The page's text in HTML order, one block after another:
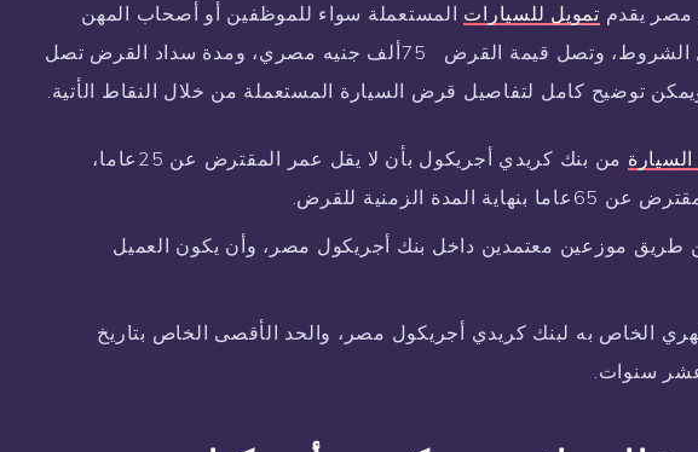
مصر يقدم تمويل للسيارات المستعملة سواء للموظفين أو أصحاب المهن
الخاصة ولكن بأسهل الشروط، وتصل قيمة القرض 75ألف جنيه مصري، ومدة سداد القرض تصل
توضيح كامل لتفاصيل قرض السيارة المستعملة من خلال النقاط الأتية.
من بنك كريدي أجريكول بأن لا يقل عمر المقترض عن 25عاما،
المدة الزمنية للقرض.
موزعين معتمدين داخل بنك أجريكول مصر، وأن يكون العميل
الخاص به لبنك كريدي أجريكول مصر، والحد الأقصى الخاص بتاريخ
سنوات.